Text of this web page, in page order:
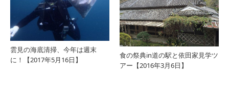
雲見の海底清掃、今年は週末
に！【2017年5月16日】
食の祭典in道の駅と依田家見学ツ
アー【2016年3月6日】